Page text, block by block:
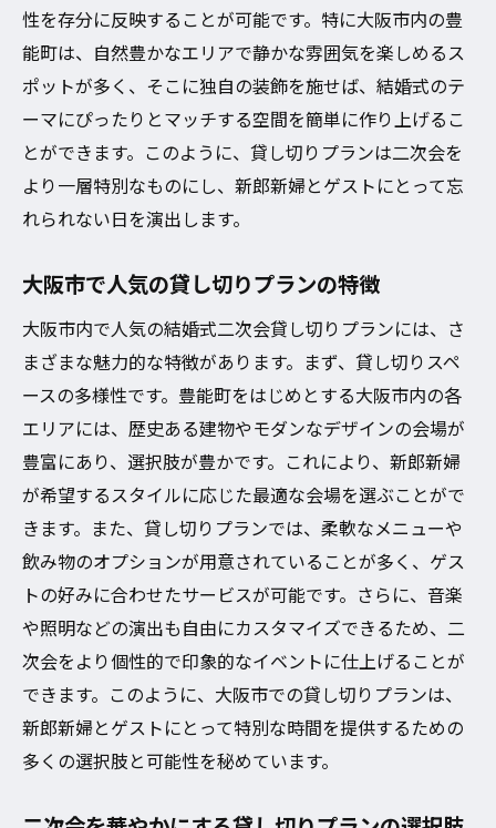
性を存分に反映することが可能です。特に大阪市内の豊
能町は、自然豊かなエリアで静かな雰囲気を楽しめるス
ポットが多く、そこに独自の装飾を施せば、結婚式のテ
ーマにぴったりとマッチする空間を簡単に作り上げるこ
とができます。このように、貸し切りプランは二次会を
より一層特別なものにし、新郎新婦とゲストにとって忘
れられない日を演出します。
大阪市で人気の貸し切りプランの特徴
大阪市内で人気の結婚式二次会貸し切りプランには、さ
まざまな魅力的な特徴があります。まず、貸し切りスペ
ースの多様性です。豊能町をはじめとする大阪市内の各
エリアには、歴史ある建物やモダンなデザインの会場が
豊富にあり、選択肢が豊かです。これにより、新郎新婦
が希望するスタイルに応じた最適な会場を選ぶことがで
きます。また、貸し切りプランでは、柔軟なメニューや
飲み物のオプションが用意されていることが多く、ゲス
トの好みに合わせたサービスが可能です。さらに、音楽
や照明などの演出も自由にカスタマイズできるため、二
次会をより個性的で印象的なイベントに仕上げることが
できます。このように、大阪市での貸し切りプランは、
新郎新婦とゲストにとって特別な時間を提供するための
多くの選択肢と可能性を秘めています。